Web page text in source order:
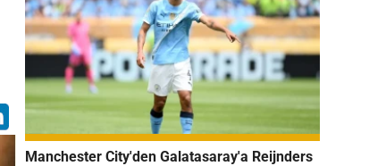
Manchester City'den Galatasaray'a Reijnders